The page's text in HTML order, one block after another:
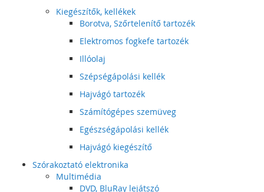
Kiegészítők, kellékek
Borotva, Szőrtelenítő tartozék
Elektromos fogkefe tartozék
Illóolaj
Szépségápolási kellék
Hajvágó tartozék
Számítógépes szemüveg
Egészségápolási kellék
Hajvágó kiegészítő
Szórakoztató elektronika
Multimédia
DVD, BluRay lejátszó